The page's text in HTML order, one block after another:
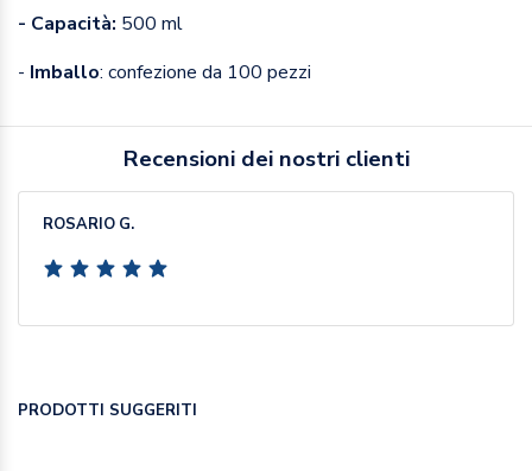
- Capacità: 500 ml
- Imballo: confezione da 100 pezzi
Recensioni dei nostri clienti
ROSARIO G.
PRODOTTI SUGGERITI